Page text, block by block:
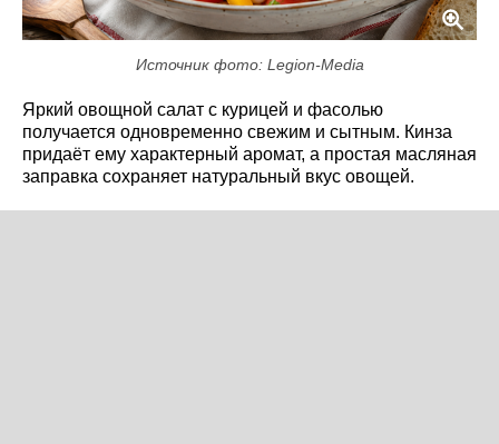
Источник фото: Legion-Media
Яркий овощной салат с курицей и фасолью
получается одновременно свежим и сытным. Кинза
придаёт ему характерный аромат, а простая масляная
заправка сохраняет натуральный вкус овощей.